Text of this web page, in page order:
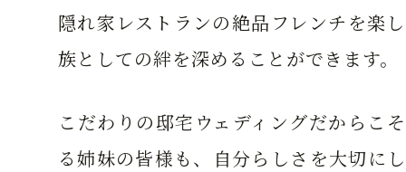
隠れ家レストランの絶品フレンチを楽
族としての絆を深めることができます。
こだわりの邸宅ウェディングだからこ
る姉妹の皆様も、自分らしさを大切に